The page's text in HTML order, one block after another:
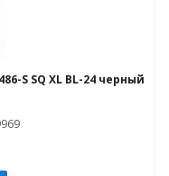
S SQ XL BL-24 черный